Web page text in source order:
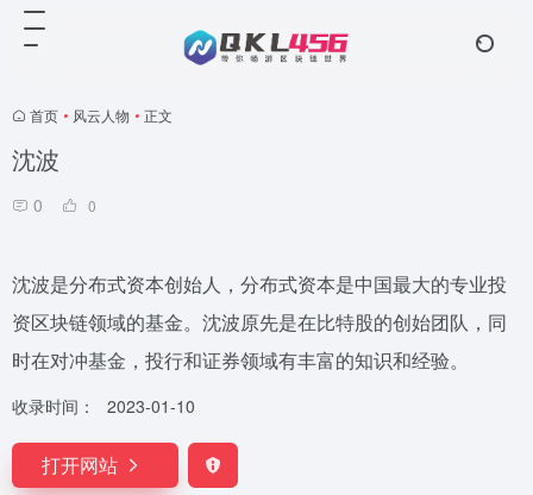
首页 • 风云人物 • 正文
沈波
0 0
沈波是分布式资本创始人，分布式资本是中国最大的专业投
资区块链领域的基金。沈波原先是在比特股的创始团队，同
时在对冲基金，投行和证券领域有丰富的知识和经验。
收录时间： 2023-01-10
打开网站